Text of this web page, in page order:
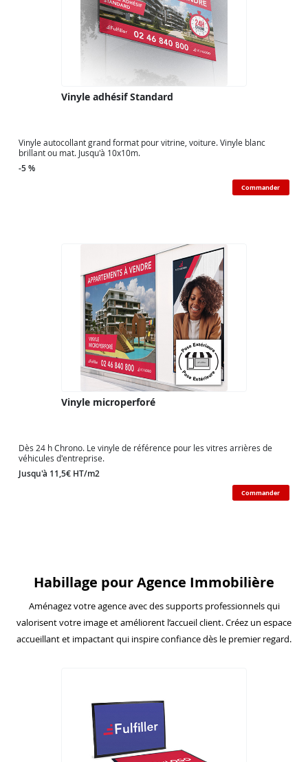
Vinyle adhésif Standard
Vinyle autocollant grand format pour vitrine, voiture. Vinyle blanc
brillant ou mat. Jusqu'à 10x10m.
-5 %
Commander
Vinyle microperforé
Dès 24 h Chrono. Le vinyle de référence pour les vitres arrières de
véhicules d'entreprise.
Jusqu'à 11,5€ HT/m2
Commander
Habillage pour Agence Immobilière
Aménagez votre agence avec des supports professionnels qui
valorisent votre image et améliorent l’accueil client. Créez un espace
accueillant et impactant qui inspire confiance dès le premier regard.